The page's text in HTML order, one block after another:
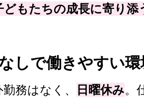
どもたちの成長に寄り添
しで働きやすい環
務はなく、 日曜休み。